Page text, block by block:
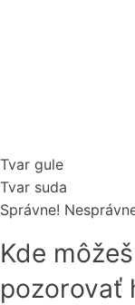
Tvar gule
Tvar suda
Správne!
Kde
pozorovať